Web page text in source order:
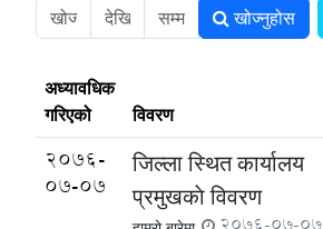
खोज्नुहोस
अध्यावधिक
गरिएको
विवरण
2076-
07-07
जिल्ला स्थित कार्यालय
प्रमुखकाे विवरण